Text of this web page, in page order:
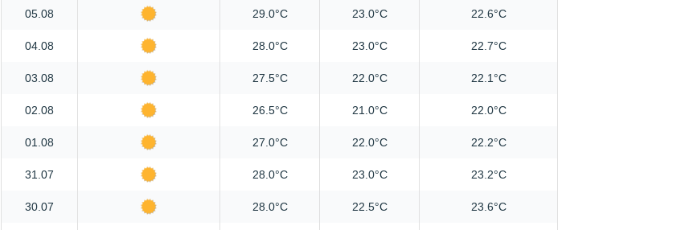
05.08 29.0°C 23.0°C 22.6°C
04.08 28.0°C 23.0°C 22.7°C
03.08 27.5°C 22.0°C 22.1°C
02.08 26.5°C 21.0°C 22.0°C
01.08 27.0°C 22.0°C 22.2°C
31.07 28.0°C 23.0°C 23.2°C
30.07 28.0°C 22.5°C 23.6°C